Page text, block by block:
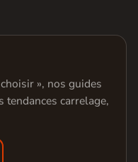
», nos guides
tendances carrelage,